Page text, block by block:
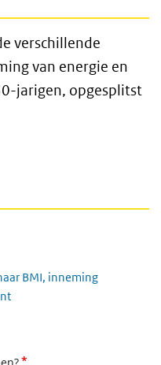
verschillende
van energie en
jarigen, opgesplitst
BMI, inneming
*